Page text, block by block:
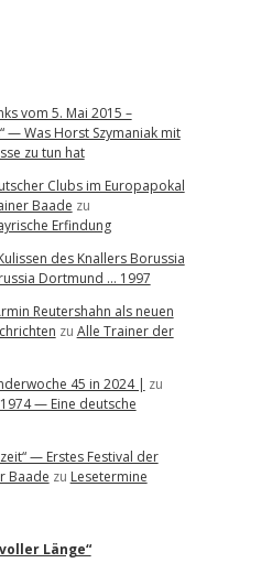
vom 5. Mai 2015 –
— Was Horst Szymaniak mit
zu tun hat
Clubs im Europapokal
Baade zu
Erfindung
des Knallers Borussia
Dortmund … 1997
Reutershahn als neuen
zu Alle Trainer der
45 in 2024 | zu
— Eine deutsche
— Erstes Festival der
Baade zu Lesetermine
Länge“